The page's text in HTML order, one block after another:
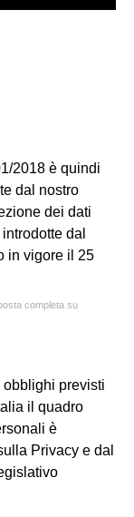
2018 è quindi
dal nostro
dei dati
dal
in vigore il 25
completa su
obblighi previsti
il quadro
è
Privacy e dal